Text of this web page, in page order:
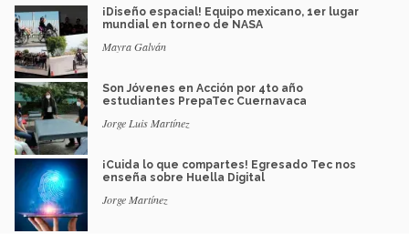
¡Diseño espacial! Equipo mexicano, 1er lugar
mundial en torneo de NASA
Mayra Galván
Son Jóvenes en Acción por 4to año
estudiantes PrepaTec Cuernavaca
Jorge Luis Martínez
¡Cuida lo que compartes! Egresado Tec nos
enseña sobre Huella Digital
Jorge Martínez